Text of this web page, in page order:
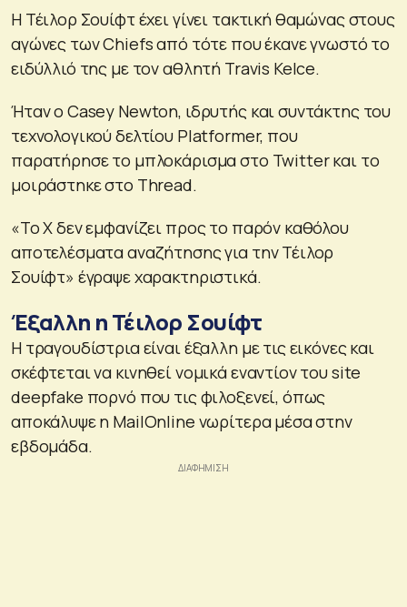
Η Τέιλορ Σουίφτ έχει γίνει τακτική θαμώνας στους
αγώνες των Chiefs από τότε που έκανε γνωστό το
ειδύλλιό της με τον αθλητή Travis Kelce.
Ήταν ο Casey Newton, ιδρυτής και συντάκτης του
τεχνολογικού δελτίου Platformer, που
παρατήρησε το μπλοκάρισμα στο Twitter και το
μοιράστηκε στο Thread.
«Το Χ δεν εμφανίζει προς το παρόν καθόλου
αποτελέσματα αναζήτησης για την Τέιλορ
Σουίφτ» έγραψε χαρακτηριστικά.
Έξαλλη η Τέιλορ Σουίφτ
Η τραγουδίστρια είναι έξαλλη με τις εικόνες και
σκέφτεται να κινηθεί νομικά εναντίον του site
deepfake πορνό που τις φιλοξενεί, όπως
αποκάλυψε η MailOnline νωρίτερα μέσα στην
εβδομάδα.